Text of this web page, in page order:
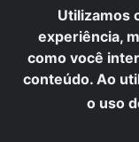
Utilizamos
experiência,
como você
conteúdo. Ao
o uso